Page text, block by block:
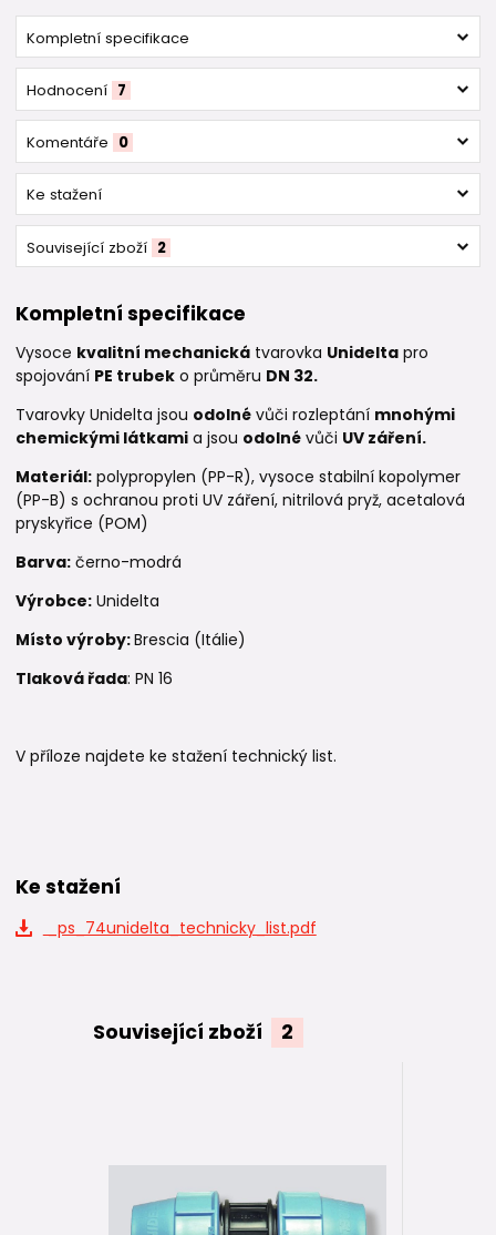
Kompletní specifikace
Hodnocení 7
Komentáře 0
Ke stažení
Související zboží 2
Kompletní specifikace
Vysoce kvalitní mechanická tvarovka Unidelta pro
spojování PE trubek o průměru DN 32.
Tvarovky Unidelta jsou odolné vůči rozleptání mnohými
chemickými látkami a jsou odolné vůči UV záření.
Materiál: polypropylen (PP-R), vysoce stabilní kopolymer
(PP-B) s ochranou proti UV záření, nitrilová pryž, acetalová
pryskyřice (POM)
Barva: černo-modrá
Výrobce: Unidelta
Místo výroby:Brescia (Itálie)
Tlaková řada: PN 16
V příloze najdete ke stažení technický list.
Ke stažení
_ps_74unidelta_technicky_list.pdf
Související zboží 2